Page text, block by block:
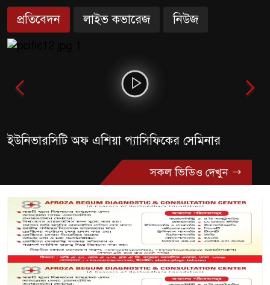
প্রতিবেদন লাইভ কভারেজ নিউজ
ইউনিভারসিটি অফ এশিয়া প্যাসিফিকের সেমিনার
সকল ভিডিও দেখুন